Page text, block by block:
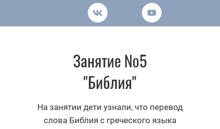
Занятие №5
"Библия"
На занятии дети узнали, что перевод
слова Библия с греческого языка